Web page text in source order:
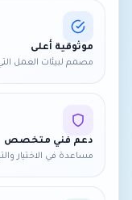
موثوقية أعلى
مصمم لبيئات العمل
دعم فني متخصص
مساعدة في الاختيار